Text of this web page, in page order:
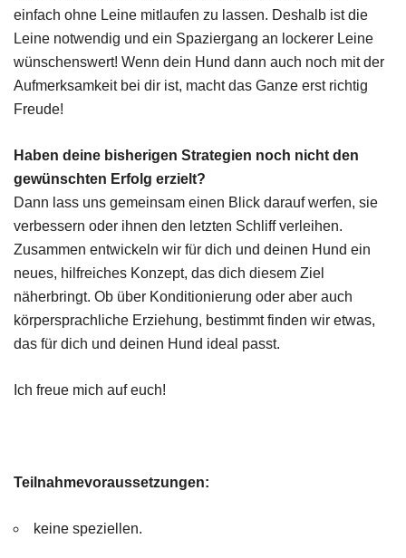
einfach ohne Leine mitlaufen zu lassen. Deshalb ist die
Leine notwendig und ein Spaziergang an lockerer Leine
wünschenswert! Wenn dein Hund dann auch noch mit der
Aufmerksamkeit bei dir ist, macht das Ganze erst richtig
Freude!
Haben deine bisherigen Strategien noch nicht den
gewünschten Erfolg erzielt?
Dann lass uns gemeinsam einen Blick darauf werfen, sie
verbessern oder ihnen den letzten Schliff verleihen.
Zusammen entwickeln wir für dich und deinen Hund ein
neues, hilfreiches Konzept, das dich diesem Ziel
näherbringt. Ob über Konditionierung oder aber auch
körpersprachliche Erziehung, bestimmt finden wir etwas,
das für dich und deinen Hund ideal passt.
Ich freue mich auf euch!
Teilnahmevoraussetzungen:
keine speziellen.